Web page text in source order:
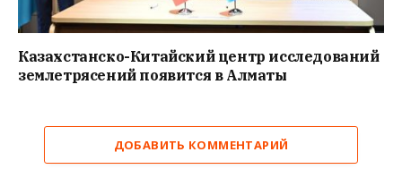
Казахстанско-Китайский центр исследований
землетрясений появится в Алматы
ДОБАВИТЬ КОММЕНТАРИЙ